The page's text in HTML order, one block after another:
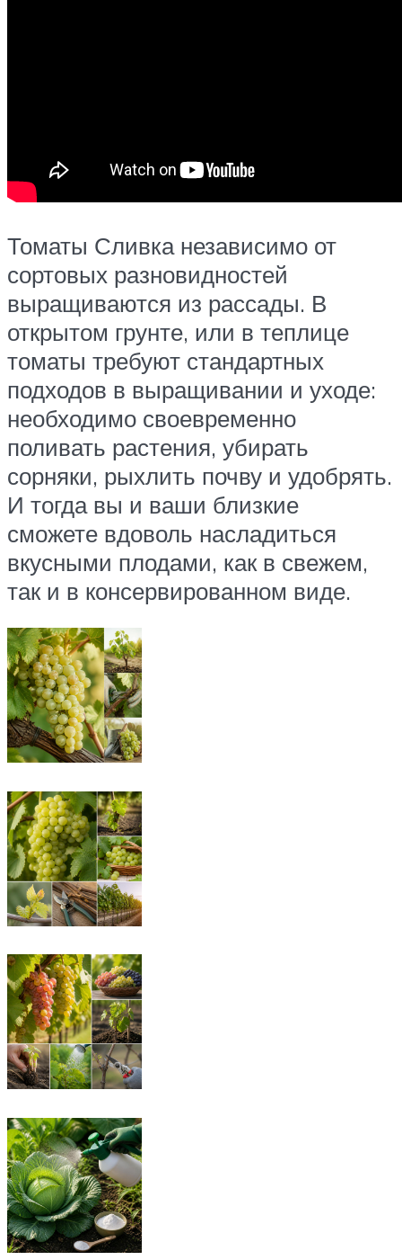
Томаты Сливка независимо от
сортовых разновидностей
выращиваются из рассады. В
открытом грунте, или в теплице
томаты требуют стандартных
подходов в выращивании и уходе:
необходимо своевременно
поливать растения, убирать
сорняки, рыхлить почву и удобрять.
И тогда вы и ваши близкие
сможете вдоволь насладиться
вкусными плодами, как в свежем,
так и в консервированном виде.